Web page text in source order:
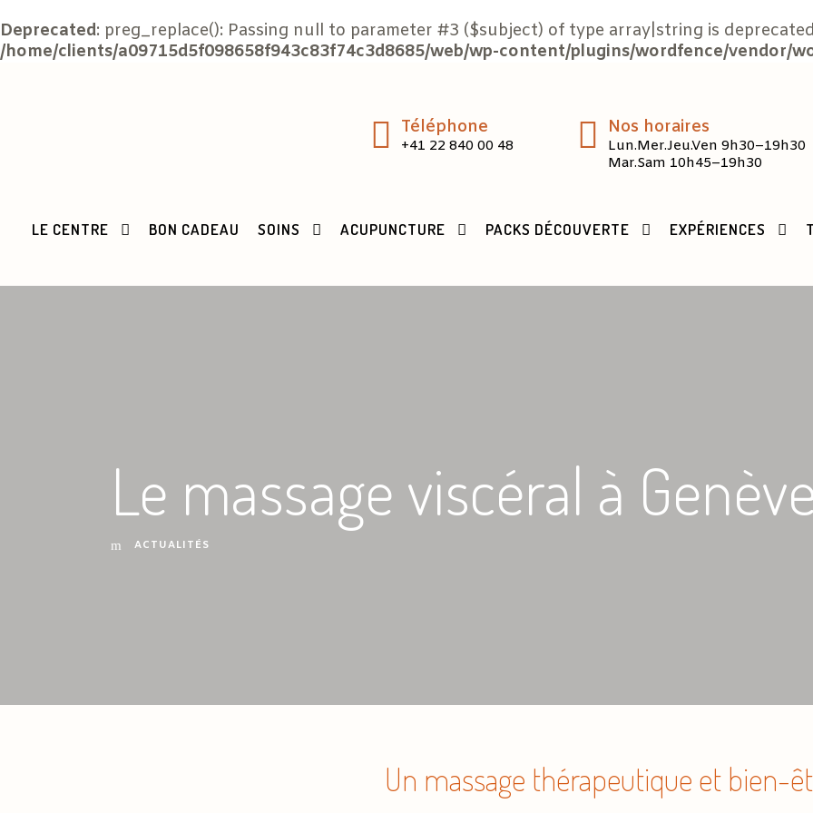
Deprecated: preg_replace(): Passing null to parameter #3 ($subject) of type array|string is
/home/clients/a09715d5f098658f943c83f74c3d8685/web/wp-content/plugins/wordfence/vendor/
Téléphone
+41 22 840 00 48
Nos horaires
Lun.Mer.Jeu.Ven 9h30–19h30
Mar.Sam 10h45–19h30
LE CENTRE BON CADEAU SOINS ACUPUNCTURE PACKS DÉCOUVERTE EXPÉRIENCES
Le massage viscéral à
ACTUALITÉS
Un massage thérapeutique et bien-